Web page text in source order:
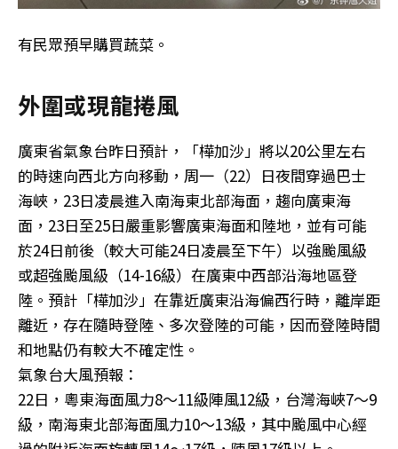
有民眾預早購買蔬菜。
外圍或現龍捲風
廣東省氣象台昨日預計，「樺加沙」將以20公里左右
的時速向西北方向移動，周一（22）日夜間穿過巴士
海峽，23日凌晨進入南海東北部海面，趨向廣東海
面，23日至25日嚴重影響廣東海面和陸地，並有可能
於24日前後（較大可能24日凌晨至下午）以強颱風級
或超強颱風級（14-16級）在廣東中西部沿海地區登
陸。預計「樺加沙」在靠近廣東沿海偏西行時，離岸距
離近，存在隨時登陸、多次登陸的可能，因而登陸時間
和地點仍有較大不確定性。
氣象台大風預報：
22日，粵東海面風力8～11級陣風12級，台灣海峽7～9
級，南海東北部海面風力10～13級，其中颱風中心經